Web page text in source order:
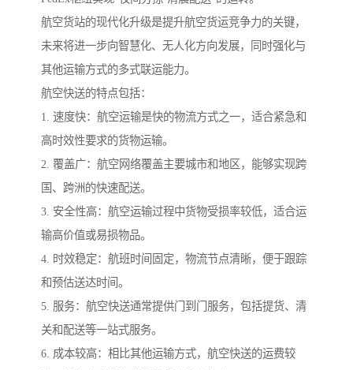
航空货站的现代化升级是提升航空货运竞争力的关键，
未来将进一步向智慧化、无人化方向发展，同时强化与
其他运输方式的多式联运能力。
航空快送的特点包括：
1. 速度快：航空运输是快的物流方式之一，适合紧急和
高时效性要求的货物运输。
2. 覆盖广：航空网络覆盖主要城市和地区，能够实现跨
国、跨洲的快速配送。
3. 安全性高：航空运输过程中货物受损率较低，适合运
输高价值或易损物品。
4. 时效稳定：航班时间固定，物流节点清晰，便于跟踪
和预估送达时间。
5. 服务：航空快送通常提供门到门服务，包括提货、清
关和配送等一站式服务。
6. 成本较高：相比其他运输方式，航空快送的运费较